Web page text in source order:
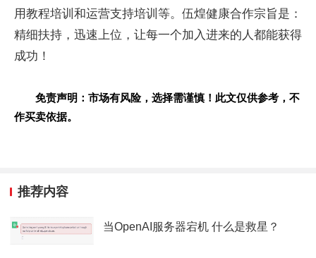
用教程培训和运营支持培训等。伍煌健康合作宗旨是：
精细扶持，迅速上位，让每一个加入进来的人都能获得
成功！
免责声明：市场有风险，选择需谨慎！此文仅供参考，不
作买卖依据。
推荐内容
当OpenAI服务器宕机 什么是救星？